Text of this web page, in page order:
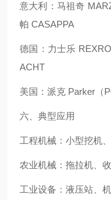
意大利：马祖奇
帕 CASAPPA
德国：力士乐
ACHT
美国：派克 Parker（
六、典型应用
工程机械：小型挖机
农业机械：拖拉机、
工业设备：液压站、